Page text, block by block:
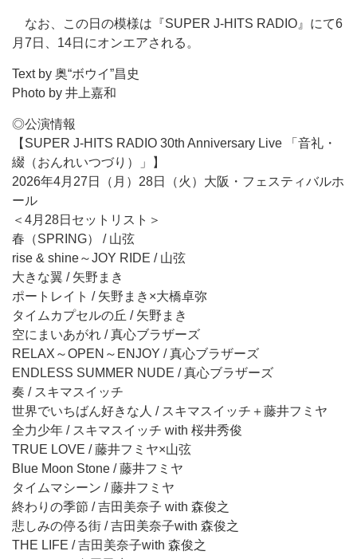
なお、この日の模様は『SUPER J-HITS RADIO』にて6
月7日、14日にオンエアされる。
Text by 奥“ボウイ”昌史
Photo by 井上嘉和
◎公演情報
【SUPER J-HITS RADIO 30th Anniversary Live 「音礼・
綴（おんれいつづり）」】
2026年4月27日（月）28日（火）大阪・フェスティバルホ
ール
＜4月28日セットリスト＞
春（SPRING） / 山弦
rise & shine～JOY RIDE / 山弦
大きな翼 / 矢野まき
ポートレイト / 矢野まき×大橋卓弥
タイムカプセルの丘 / 矢野まき
空にまいあがれ / 真心ブラザーズ
RELAX～OPEN～ENJOY / 真心ブラザーズ
ENDLESS SUMMER NUDE / 真心ブラザーズ
奏 / スキマスイッチ
世界でいちばん好きな人 / スキマスイッチ＋藤井フミヤ
全力少年 / スキマスイッチ with 桜井秀俊
TRUE LOVE / 藤井フミヤ×山弦
Blue Moon Stone / 藤井フミヤ
タイムマシーン / 藤井フミヤ
終わりの季節 / 吉田美奈子 with 森俊之
悲しみの停る街 / 吉田美奈子with 森俊之
THE LIFE / 吉田美奈子with 森俊之